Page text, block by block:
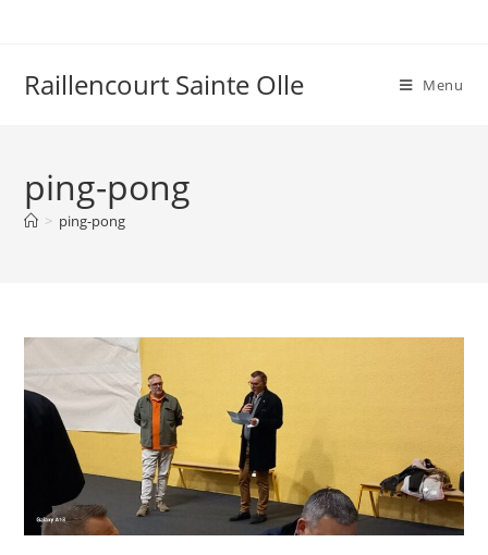
Raillencourt Sainte Olle Menu
ping-pong
> ping-pong